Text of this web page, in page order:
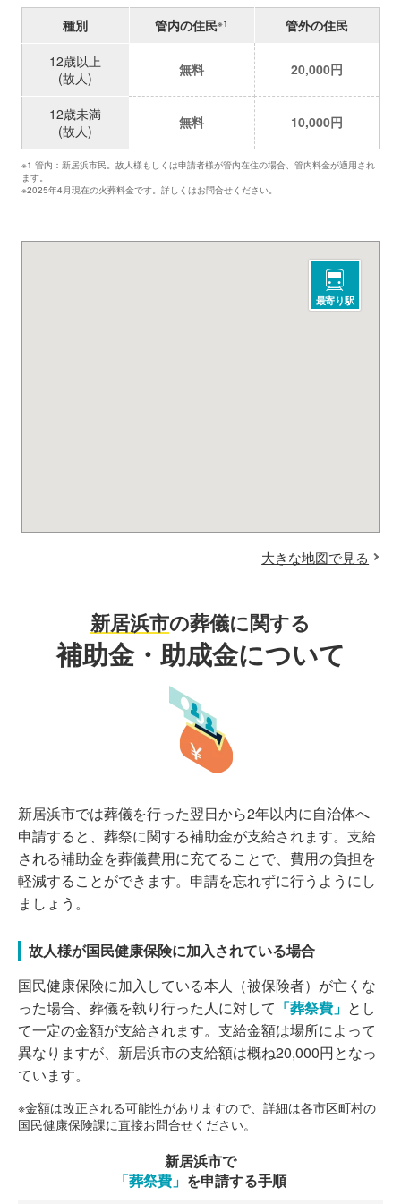
種別 管内の住民※1
管外の住民
12歳以上
(故人)
無料 20,000円
12歳未満
(故人)
無料 10,000円
※1 管内：新居浜市民。故人様もしくは申請者様が管内在住の場合、管内料金が適用され
ます。
※2025年4月現在の火葬料金です。詳しくはお問合せください。
最寄り駅
大きな地図で見る
新居浜市の葬儀に関する
補助金・助成金について
新居浜市では葬儀を行った翌日から2年以内に自治体へ
申請すると、葬祭に関する補助金が支給されます。支給
される補助金を葬儀費用に充てることで、費用の負担を
軽減することができます。申請を忘れずに行うようにし
ましょう。
故人様が国民健康保険に加入されている場合
国民健康保険に加入している本人（被保険者）が亡くな
った場合、葬儀を執り行った人に対して 「葬祭費」 とし
て一定の金額が支給されます。支給金額は場所によって
異なりますが、新居浜市の支給額は概ね20,000円となっ
ています。
※金額は改正される可能性がありますので、詳細は各市区町村の
国民健康保険課に直接お問合せください。
新居浜市で
「葬祭費」 を申請する手順